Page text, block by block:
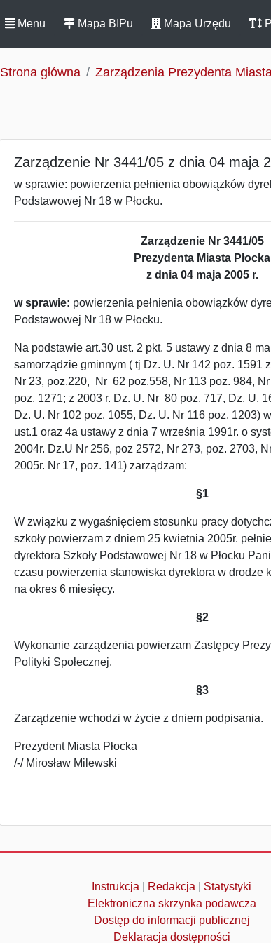
Menu Mapa BIPu Mapa Urzędu
Strona główna Zarządzenia Prezydenta
Zarządzenie Nr 3441/05 z dnia 04 maja
w sprawie: powierzenia pełnienia obowiązków
Podstawowej Nr 18 w Płocku.
Zarządzenie Nr 3441/05
Prezydenta Miasta Płocka
z dnia 04 maja 2005 r.
w sprawie: powierzenia pełnienia obowiązków
Podstawowej Nr 18 w Płocku.
Na podstawie art.30 ust. 2 pkt. 5 ustawy z dnia 8
samorządzie gminnym ( tj Dz. U. Nr 142 poz. 1591
Nr 23, poz.220, Nr 62 poz.558, Nr 113 poz. 984,
poz. 1271; z 2003 r. Dz. U. Nr 80 poz. 717, Dz. U.
Dz. U. Nr 102 poz. 1055, Dz. U. Nr 116 poz. 1203)
ust.1 oraz 4a ustawy z dnia 7 września 1991r. o
2004r. Dz.U Nr 256, poz 2572, Nr 273, poz. 2703,
2005r. Nr 17, poz. 141) zarządzam:
§1
W związku z wygaśnięciem stosunku pracy
szkoły powierzam z dniem 25 kwietnia 2005r.
dyrektora Szkoły Podstawowej Nr 18 w Płocku
czasu powierzenia stanowiska dyrektora w drodze
na okres 6 miesięcy.
§2
Wykonanie zarządzenia powierzam Zastępcy
Polityki Społecznej.
§3
Zarządzenie wchodzi w życie z dniem podpisania.
Prezydent Miasta Płocka
/-/ Mirosław Milewski
Instrukcja Redakcja
Statystyki
Elektroniczna skrzynka podawcza
Dostęp do informacji publicznej
Deklaracja dostępności